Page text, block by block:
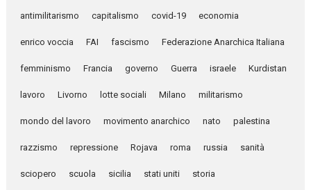
antimilitarismo capitalismo covid-19 economia
enrico voccia FAI fascismo Federazione Anarchica Italiana
femminismo Francia governo Guerra israele Kurdistan
lavoro Livorno lotte sociali Milano militarismo
mondo del lavoro movimento anarchico nato palestina
razzismo repressione Rojava roma russia sanità
sciopero scuola sicilia stati uniti storia